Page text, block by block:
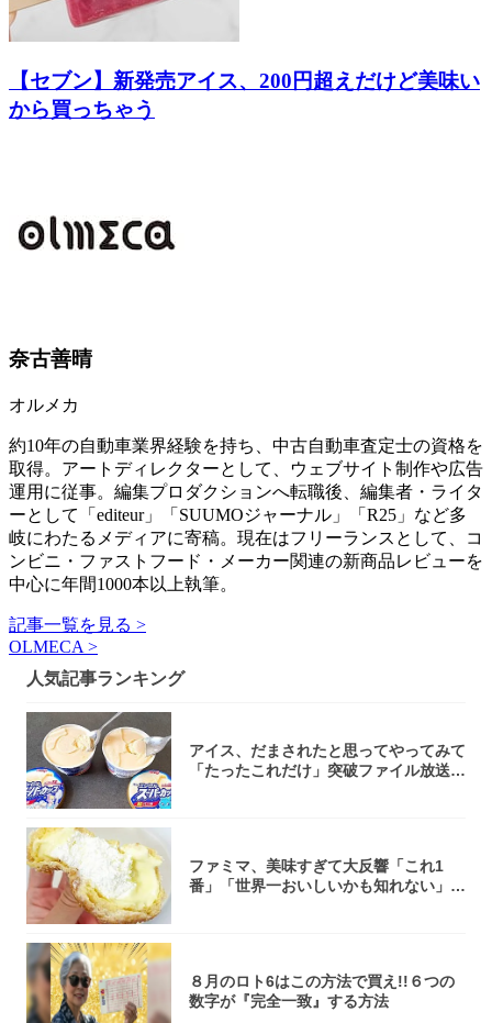
【セブン】新発売アイス、200円超えだけど美味い
から買っちゃう
奈古善晴
オルメカ
約10年の自動車業界経験を持ち、中古自動車査定士の資格を
取得。アートディレクターとして、ウェブサイト制作や広告
運用に従事。編集プロダクションへ転職後、編集者・ライタ
ーとして「editeur」「SUUMOジャーナル」「R25」など多
岐にわたるメディアに寄稿。現在はフリーランスとして、コ
ンビニ・ファストフード・メーカー関連の新商品レビューを
中心に年間1000本以上執筆。
記事一覧を見る >
OLMECA >
人気記事ランキング
アイス、だまされたと思ってやってみて
「たったこれだけ」突破ファイル放送で
ファミマ、美味すぎて大反響「これ1
番」「世界一おいしいかも知れない」
８月のロト6はこの方法で買え!!６つの
数字が『完全一致』する方法